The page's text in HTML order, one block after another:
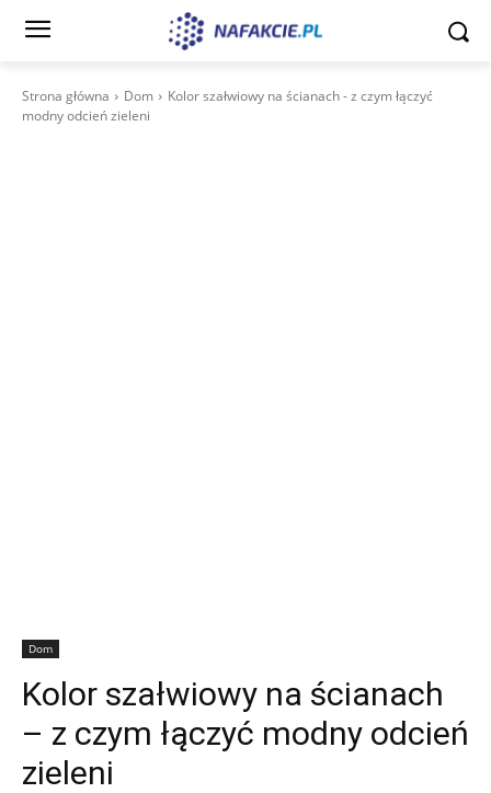
Strona główna Dom
Kolor szałwiowy na ścianach - z czym łączyć
modny odcień zieleni
Dom
Kolor szałwiowy na ścianach
– z czym łączyć modny odcień
zieleni